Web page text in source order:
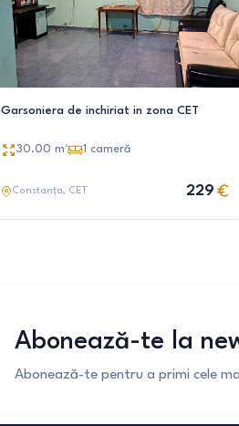
Garsoniera de inchiriat in zona CET
30.00 m² 1 cameră
Constanța, CET 229
Abonează-te la
Abonează-te pentru a primi cele